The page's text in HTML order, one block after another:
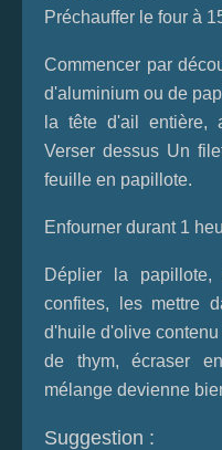
Préchauffer le four à
Commencer par
d'aluminium ou de
la tête d'ail entière,
Verser dessus Un
feuille en papillote.
Enfourner durant 1
Déplier la papillote,
confites, les mettre
d'huile d'olive
de thym, écraser
mélange devienne
Suggestion :